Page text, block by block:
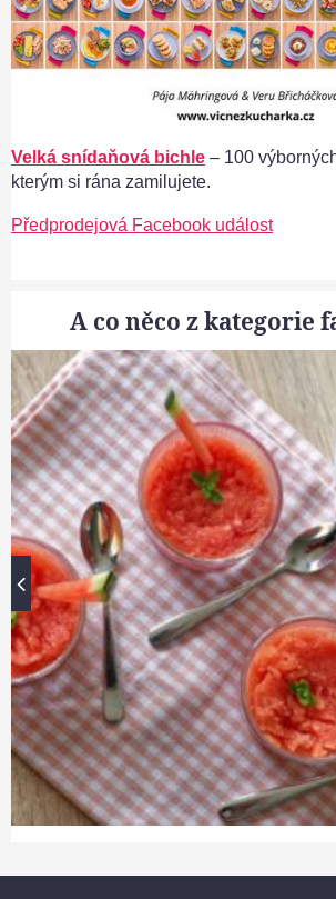
Velká snídaňová bichle – 100
kterým si rána zamilujete.
Předprodejová Facebook událost
A co něco z kategorie